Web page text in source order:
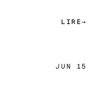
LIRE
JUN 15